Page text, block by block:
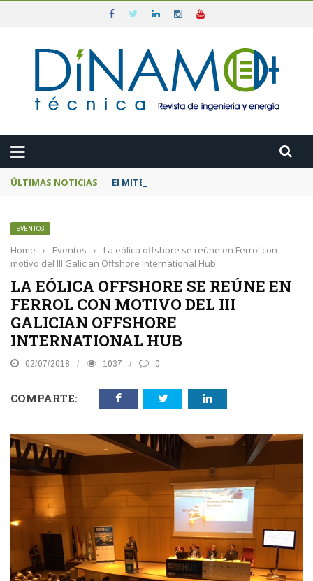
ÚLTIMAS NOTICIAS El MITECO prepara una subasta de 600
EVENTOS
Home › Eventos ›
La eólica offshore se reúne en Ferrol con
motivo del III Galician Offshore International Hub
LA EÓLICA OFFSHORE SE REÚNE EN
FERROL CON MOTIVO DEL III
GALICIAN OFFSHORE
INTERNATIONAL HUB
02/07/2018 1037 0
COMPARTE: